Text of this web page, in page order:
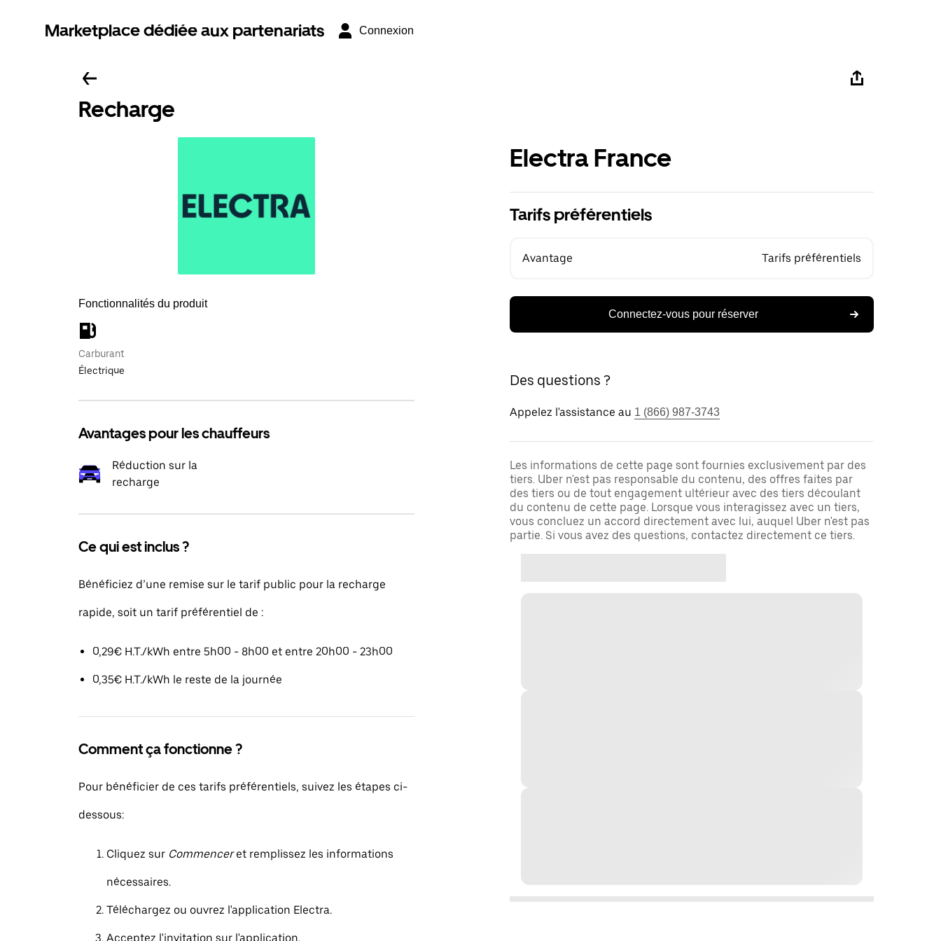
Marketplace dédiée aux partenariats Connexion
Recharge
Fonctionnalités du produit
Carburant
Électrique
Avantages pour les chauffeurs
Réduction sur la
recharge
Ce qui est inclus ?
Bénéficiez d’une remise sur le tarif public pour la recharge
rapide, soit un tarif préférentiel de :
0,29€ H.T./kWh entre 5h00 - 8h00 et entre 20h00 - 23h00
0,35€ H.T./kWh le reste de la journée
Comment ça fonctionne ?
Pour bénéficier de ces tarifs préférentiels, suivez les étapes ci-
dessous:
Cliquez sur Commenceret remplissez les informations
nécessaires.
Téléchargez ou ouvrez l'application Electra.
Acceptez l'invitation sur l'application.
Electra France
Tarifs préférentiels
Avantage Tarifs préférentiels
Connectez-vous pour réserver
Des questions ?
Appelez l'assistance au 1 (866) 987-3743
Les informations de cette page sont fournies exclusivement par des
tiers. Uber n'est pas responsable du contenu, des offres faites par
des tiers ou de tout engagement ultérieur avec des tiers découlant
du contenu de cette page. Lorsque vous interagissez avec un tiers,
vous concluez un accord directement avec lui, auquel Uber n'est pas
partie. Si vous avez des questions, contactez directement ce tiers.